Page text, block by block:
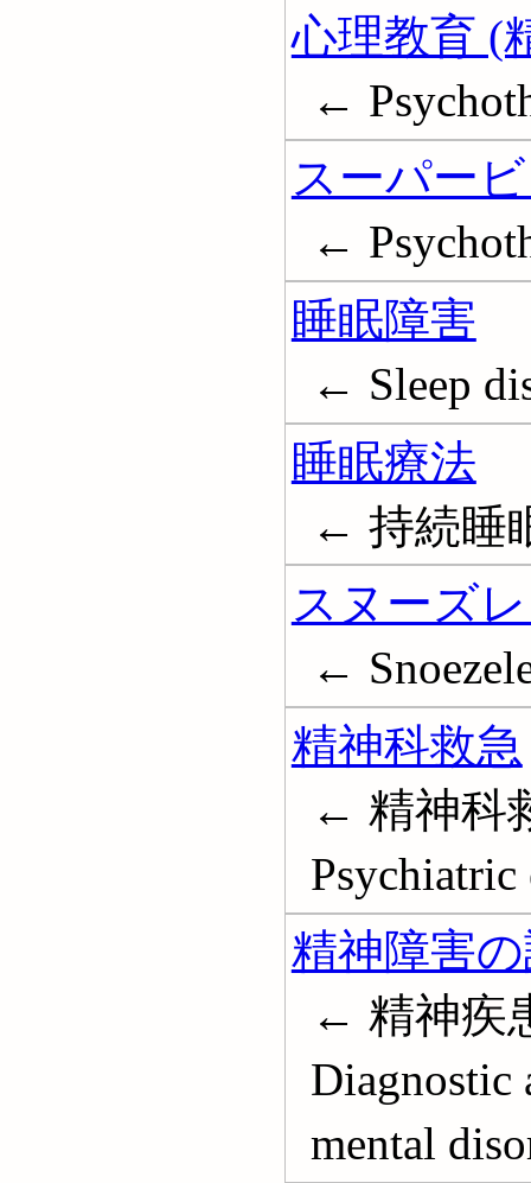
心理教育 (
←
スーパー
←
睡眠障害
← Sleep
睡眠療法
← 持続睡
スヌーズ
←
精神科救急
← 精神科
Psychiatric
精神障害
← 精神疾
Diagnostic
mental